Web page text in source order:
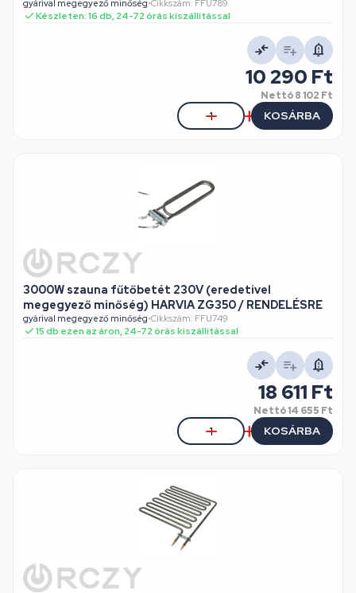
gyárival megegyező minőség•Cikkszám: FFU789
Készleten: 16 db, 24-72 órás kiszállítással
10 290 Ft
Nettó8 102 Ft
KOSÁRBA
3000W szauna fűtőbetét 230V (eredetivel
megegyező minőség) HARVIA ZG350 / RENDELÉSRE
gyárival megegyező minőség•Cikkszám: FFU749
15 db ezen az áron, 24-72 órás kiszállítással
18 611 Ft
Nettó14 655 Ft
KOSÁRBA